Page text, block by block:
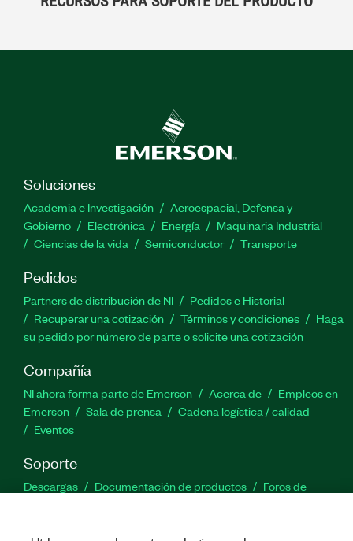
Soluciones
Academia e Investigación
Aeroespacial, Defensa y
Gobierno
Electrónica Energía
Maquinaria Industrial
Ciencias de la vida
Semiconductor Transporte
Pedidos
Partners de distribución de NI
Pedidos e Historial
Recuperar una cotización
Términos y condiciones
Haga
su pedido por número de parte o solicite una cotización
Compañía
NI ahora forma parte de Emerson Acerca de
Empleos en
Emerson
Sala de prensa
Cadena logística / calidad
Eventos
Soporte
Descargas Documentación de productos
Foros de